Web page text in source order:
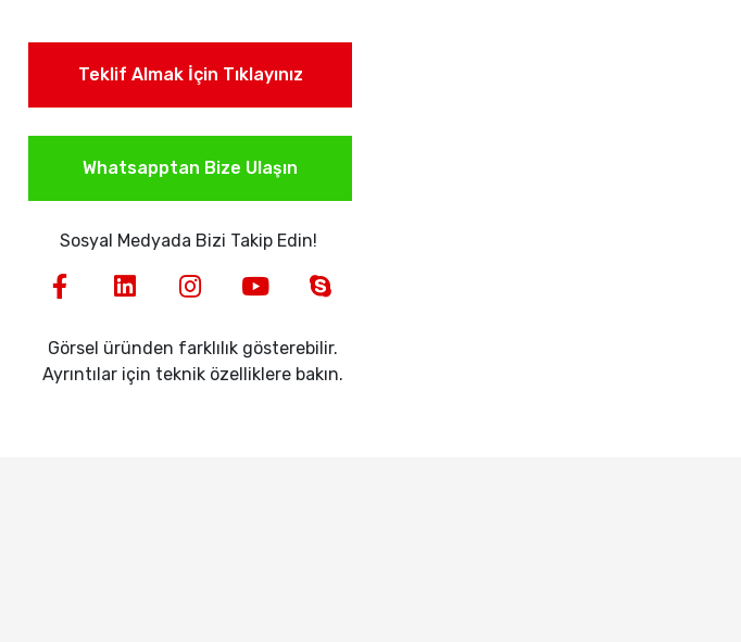
Teklif Almak İçin Tıklayınız
Whatsapptan Bize Ulaşın
Sosyal Medyada Bizi Takip Edin!
Görsel üründen farklılık gösterebilir.
Ayrıntılar için teknik özelliklere bakın.